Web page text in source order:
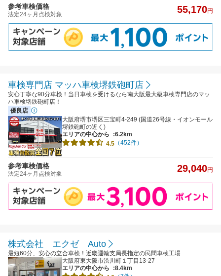
参考車検価格
法定24ヶ月点検対象 55,170円
車検専門店 マッハ車検堺鉄砲町店
安心丁寧な90分車検！当日車検を受けるなら南大阪最大級車検専門店のマッ
ハ車検堺鉄砲町店！
優良店
大阪府堺市堺区三宝町4-249 (国道26号線・イオンモール
堺鉄砲町の近く)
エリアの中心から
:6.2km
4.5 （452件）
参考車検価格
法定24ヶ月点検対象 29,040円
株式会社 エクゼ Auto
最短60分、安心の立合車検！近畿運輸支局長指定の民間車検工場
大阪府東大阪市渋川町１丁目13-27
エリアの中心から
:8.4km